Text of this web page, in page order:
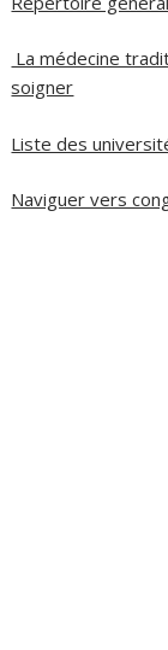
La médecine
soigner
Liste des
Naviguer vers